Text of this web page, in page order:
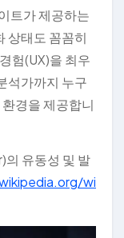
트가 제공하는
상태도 꼼꼼히
험(UX)을 최우
석가까지 누구
경을 제공합니
유동성 및 발
wi